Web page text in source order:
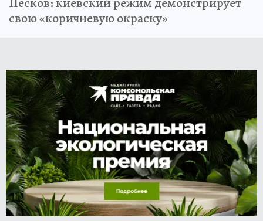
свою «коричневую окраску»